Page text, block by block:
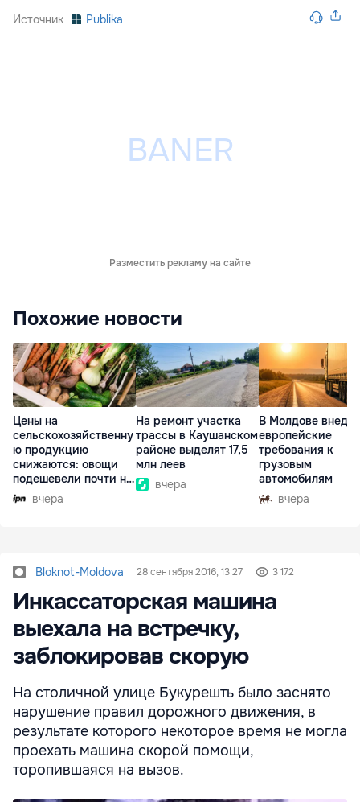
Источник Publika
Разместить рекламу на сайте
Похожие новости
Цены на
сельскохозяйственну
ю продукцию
снижаются: овощи
подешевели почти на
30%вчера
На ремонт участка
трассы в Каушанском
районе выделят 17,5
млн леев
вчера
В Молдове
европейские
требования к
грузовым
автомобилям
вчера
Bloknot-Moldova 28 сентября 2016, 13:27 3 172
Инкассаторская машина
выехала на встречку,
заблокировав скорую
На столичной улице Букурешть было заснято
нарушение правил дорожного движения, в
результате которого некоторое время не могла
проехать машина скорой помощи,
торопившаяся на вызов.